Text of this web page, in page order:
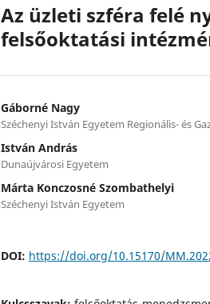
Az üzleti szféra felé
felsőoktatási
Gáborné Nagy
Széchenyi István Egyetem Regionális- és
István András
Dunaújvárosi Egyetem
Márta Konczosné Szombathelyi
Széchenyi István Egyetem
DOI: https://doi.org/10.15170/